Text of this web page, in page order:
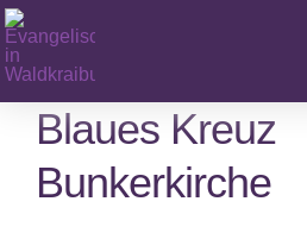
Zum
Inhalt
springen
Blaues Kreuz
Bunkerkirche